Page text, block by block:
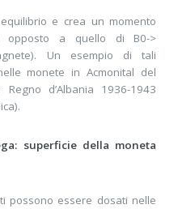
e crea un momento
opposto a quello di B0->
Un esempio di tali
monete in Acmonital del
d’Albania 1936-1943
superficie della moneta
possono essere dosati nelle